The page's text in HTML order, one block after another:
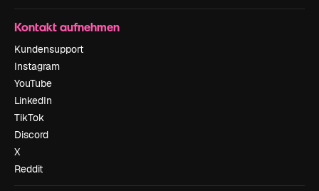
Kontakt aufnehmen
Kundensupport
Instagram
YouTube
LinkedIn
TikTok
Discord
X
Reddit